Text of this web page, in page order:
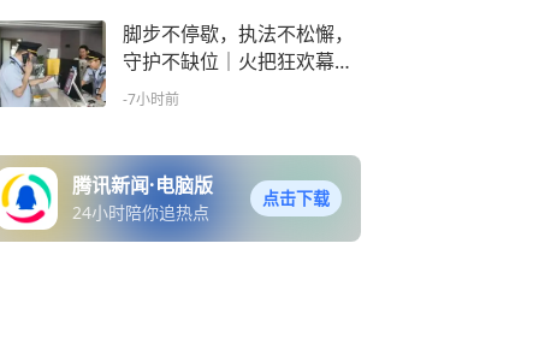
脚步不停歇，执法不松懈，
守护不缺位｜火把狂欢幕后
的市监担当
-7小时前
腾讯新闻·电脑版
24小时陪你追热点
点击下载